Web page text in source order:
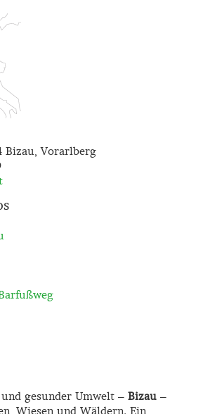
Bizau, Vorarlberg
gesunder Umwelt – Bizau –
Wiesen und Wäldern. Ein